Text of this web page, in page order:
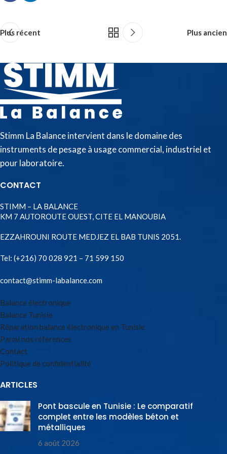
Plus récent Plus ancien
Stimm La Balance intervient dans le domaine des
instruments de pesage à usage commercial, industriel et
pour laboratoire.
CONTACT
STIMM – LA BALANCE
KM 7 AUTOROUTE OUEST, CITE EL MANOUBIA
EZZAHROUNI ROUTE MEDJEZ EL BAB TUNIS 2051.
Tel: (+216) 70 028 921 – 71 599 150
contact@stimm-labalance.com
Balance électronique
Balance Tunisie
Réparation balance électronique en Tunisie
Parmi nos réferences
Contact
Politique de confidentialité
ARTICLES
Pont bascule en Tunisie : Le comparatif
complet entre les modèles béton et
métalliques
6 août 2026